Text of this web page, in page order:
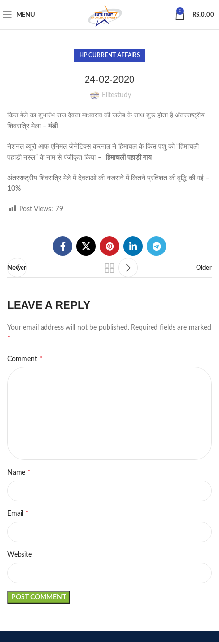
MENU
0
RS.0.00
HP CURRENT AFFAIRS
24-02-2020
Elitestudy
किस मेले का शुभारंभ राज देवता माधवराव की जलेब के साथ शुरू होता है अंतरराष्ट्रीय
शिवरात्रि मेला – मंडी
नेशनल ब्यूरो आफ एनिमल जेनेटिक्स करनाल ने हिमाचल के किस पशु को “हिमाचली
पहाड़ी नस्ल” के नाम से पंजीकृत किया – हिमाचली पहाड़ी गाय
अंतरराष्ट्रीय शिवरात्रि मेले में देवताओं की नजराने में कितने प्रतिशत की वृद्धि की गई –
10%
Post Views: 79
Newer Older
LEAVE A REPLY
Your email address will not be published. Required fields are marked
*
Comment *
Name *
Email *
Website